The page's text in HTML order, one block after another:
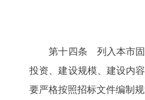
第十四条 列入本市固定
投资、建设规模、建设内
要严格按照招标文件编制